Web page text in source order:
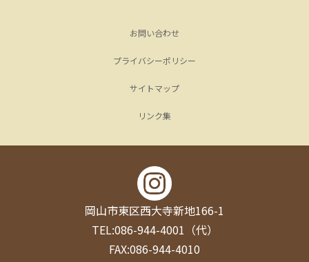
お問い合わせ
プライバシーポリシー
サイトマップ
リンク集
岡山市東区西大寺新地166-1
TEL:086-944-4001（代）
FAX:086-944-4010